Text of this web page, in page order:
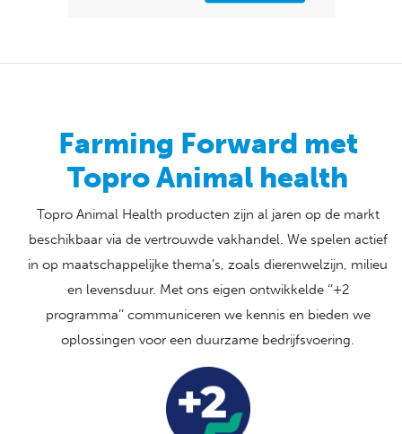
Farming Forward met
Topro Animal health
Topro Animal Health producten zijn al jaren op de markt
beschikbaar via de vertrouwde vakhandel. We spelen actief
in op maatschappelijke thema’s, zoals dierenwelzijn, milieu
en levensduur. Met ons eigen ontwikkelde ‘’+2
programma’’ communiceren we kennis en bieden we
oplossingen voor een duurzame bedrijfsvoering.